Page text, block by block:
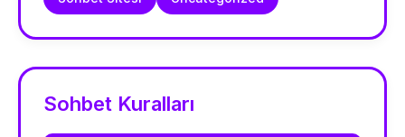
Sohbet Kuralları